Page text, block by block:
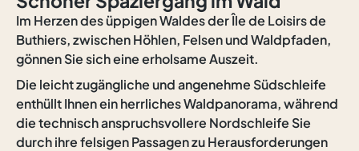
Im Herzen des üppigen Waldes der Île de Loisirs de
Buthiers, zwischen Höhlen, Felsen und Waldpfaden,
gönnen Sie sich eine erholsame Auszeit.
Die leicht zugängliche und angenehme Südschleife
enthüllt Ihnen ein herrliches Waldpanorama, während
die technisch anspruchsvollere Nordschleife Sie
durch ihre felsigen Passagen zu Herausforderungen